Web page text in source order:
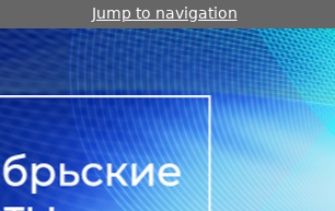
Jump to navigation